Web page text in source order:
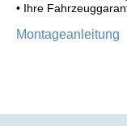
• Ihre
Montageanleitung